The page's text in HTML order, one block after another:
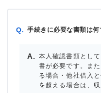
Q. 手続きに必要な書類は何
本人確認書類とし
書が必要です。ま
る場合・他社借入
を超える場合は、